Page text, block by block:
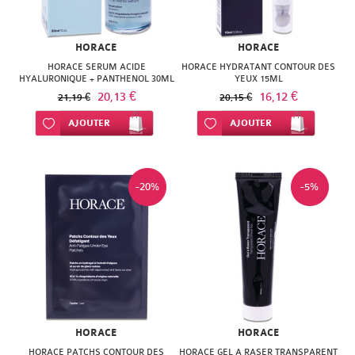
NATURACTIVE
NATURAL
NUTRITION
NATURE'S
PLUS
NORDIC
BAIN
SENS
DES
FLEURS
LIFT'ARGAN
MELVITA
&
HORACE
HORACE SERUM ACIDE
HYALURONIQUE + PANTHENOL 30ML
21,19 € 20,13 €
Ajouter à ma liste d’envie
AJOUTER
HORACE
HORACE HYDRATANT CONTOUR DES
YEUX 15ML
20,15 € 16,12 €
Ajouter à ma liste d’envie
AJOUTER
-20%
HORACE
HORACE PATCHS CONTOUR DES
-5%
HORACE
HORACE GEL A RASER TRANSPARENT